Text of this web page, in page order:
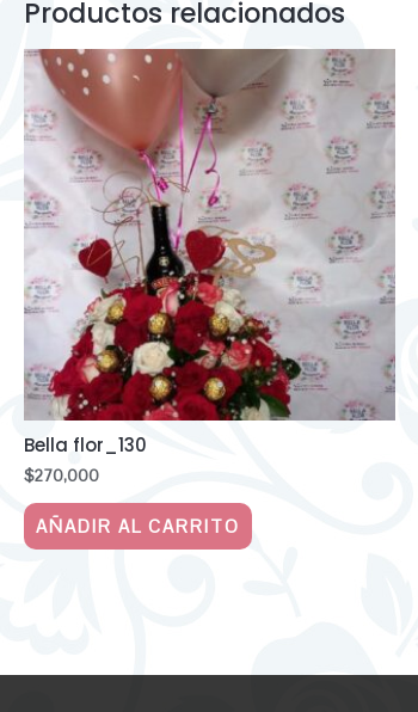
Productos relacionados
Bella flor_130
$270,000
AÑADIR AL CARRITO